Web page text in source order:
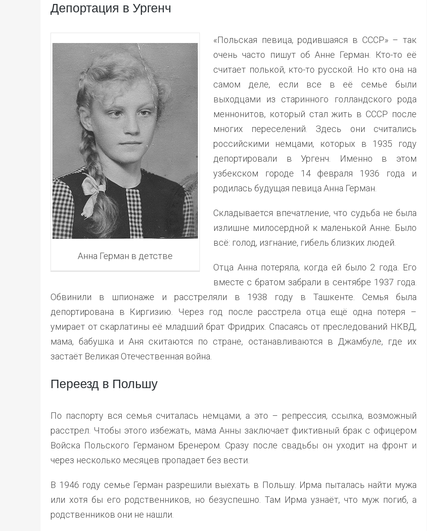
Депортация в Ургенч
Анна Герман в детстве
«Польская певица, родившаяся в СССР» – так
очень часто пишут об Анне Герман. Кто-то её
считает полькой, кто-то русской. Но кто она на
самом деле, если все в её семье были
выходцами из старинного голландского рода
меннонитов, который стал жить в СССР после
многих переселений. Здесь они считались
российскими немцами, которых в 1935 году
депортировали в Ургенч. Именно в этом
узбекском городе 14 февраля 1936 года и
родилась будущая певица Анна Герман.
Складывается впечатление, что судьба не была
излишне милосердной к маленькой Анне. Было
всё: голод, изгнание, гибель близких людей.
Отца Анна потеряла, когда ей было 2 года. Его
вместе с братом забрали в сентябре 1937 года.
Обвинили в шпионаже и расстреляли в 1938 году в Ташкенте. Семья была
депортирована в Киргизию. Через год после расстрела отца ещё одна потеря –
умирает от скарлатины её младший брат Фридрих. Спасаясь от преследований НКВД,
мама, бабушка и Аня скитаются по стране, останавливаются в Джамбуле, где их
застаёт Великая Отечественная война.
Переезд в Польшу
По паспорту вся семья считалась немцами, а это – репрессия, ссылка, возможный
расстрел. Чтобы этого избежать, мама Анны заключает фиктивный брак с офицером
Войска Польского Германом Бренером. Сразу после свадьбы он уходит на фронт и
через несколько месяцев пропадает без вести.
В 1946 году семье Герман разрешили выехать в Польшу. Ирма пыталась найти мужа
или хотя бы его родственников, но безуспешно. Там Ирма узнаёт, что муж погиб, а
родственников они не нашли.